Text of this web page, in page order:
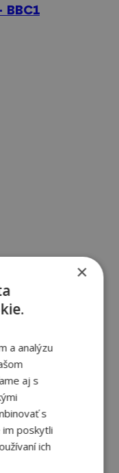
×
a analýzu
aj s
s
poskytli
ich